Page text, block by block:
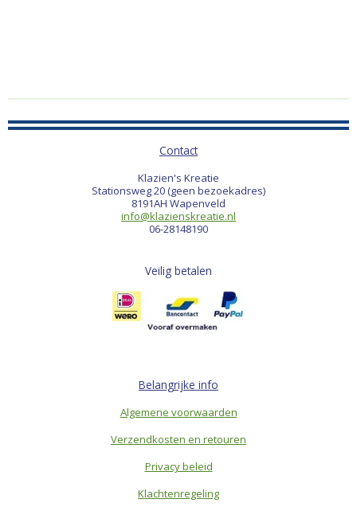
Contact
Klazien's Kreatie
Stationsweg 20 (geen bezoekadres)
8191AH Wapenveld
info@klazienskreatie.nl
06-28148190
Veilig betalen
Belangrijke info
Algemene voorwaarden
Verzendkosten en retouren
Privacy beleid
Klachtenregeling